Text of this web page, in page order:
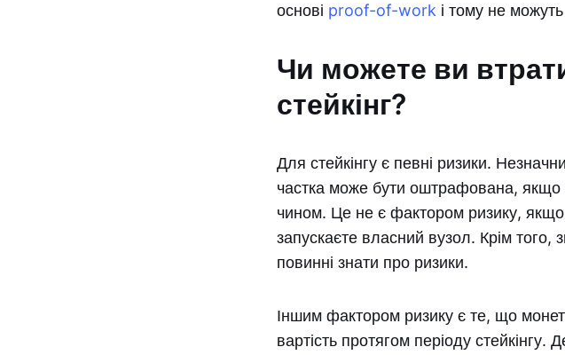
основі proof-of-work і тому не
Чи можете ви
стейкінг?
Для стейкінгу є певні ризики.
частка може бути оштрафована, якщо
чином. Це не є фактором ризику, якщо
запускаєте власний вузол. Крім
повинні знати про ризики.
Іншим фактором ризику є те, що
вартість протягом періоду стейкінгу.